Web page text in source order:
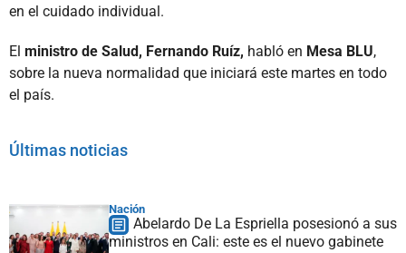
en el cuidado individual.
El ministro de Salud, Fernando Ruíz, habló en Mesa BLU,
sobre la nueva normalidad que iniciará este martes en todo
el país.
Últimas noticias
Nación
Abelardo De La Espriella posesionó a sus
ministros en Cali: este es el nuevo gabinete